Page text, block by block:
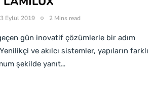
Eylül 2019 2 Mins read
gün inovatif çözümlerle bir adım
ve akılcı sistemler, yapıların farklı
şekilde yanıt…